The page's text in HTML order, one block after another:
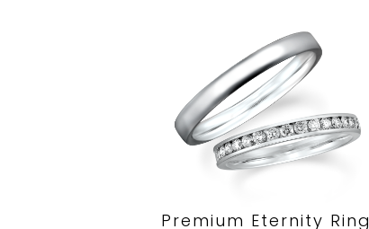
Premium Eternity Ring